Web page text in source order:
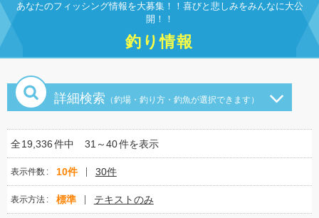
に
移
動
あなたのフィッシング情報を大募集！！喜びと悲しみをみんなに大公
開！！
釣り情報
詳細検索 （釣場・釣り方・釣魚が選択できます）
全19,336件中 31～40件を表示
表示件数 10件 30件
表示方法 標準 テキストのみ